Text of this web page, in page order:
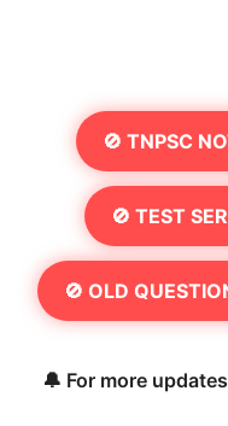
🚫 TNPSC
🚫 TEST
🚫 OLD
🔔 For more